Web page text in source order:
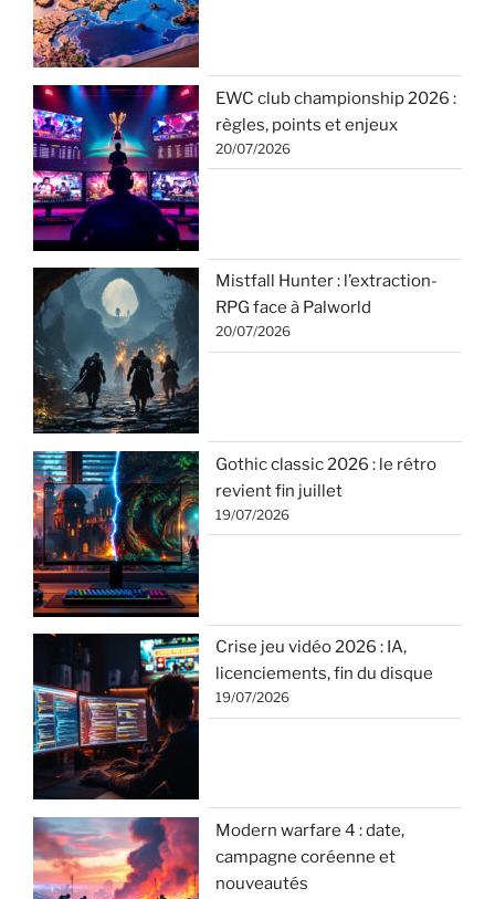
EWC club championship 2026 :
règles, points et enjeux
20/07/2026
Mistfall Hunter : l’extraction-
RPG face à Palworld
20/07/2026
Gothic classic 2026 : le rétro
revient fin juillet
19/07/2026
Crise jeu vidéo 2026 : IA,
licenciements, fin du disque
19/07/2026
Modern warfare 4 : date,
campagne coréenne et
nouveautés